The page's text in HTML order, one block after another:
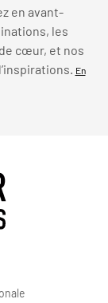
en avant-
les
cœur, et nos
En